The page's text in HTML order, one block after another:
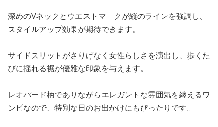
深めのVネックとウエストマークが縦のラインを強調し、
スタイルアップ効果が期待できます。
サイドスリットがさりげなく女性らしさを演出し、歩くた
びに揺れる裾が優雅な印象を与えます。
レオパード柄でありながらエレガントな雰囲気を纏えるワ
ンピなので、特別な日のお出かけにもぴったりです。